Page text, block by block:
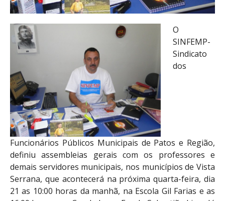
O
SINFEMP-
Sindicato
dos
Funcionários Públicos Municipais de Patos e Região,
definiu assembleias gerais com os professores e
demais servidores municipais, nos municípios de Vista
Serrana, que acontecerá na próxima quarta-feira, dia
21 as 10:00 horas da manhã, na Escola Gil Farias e as